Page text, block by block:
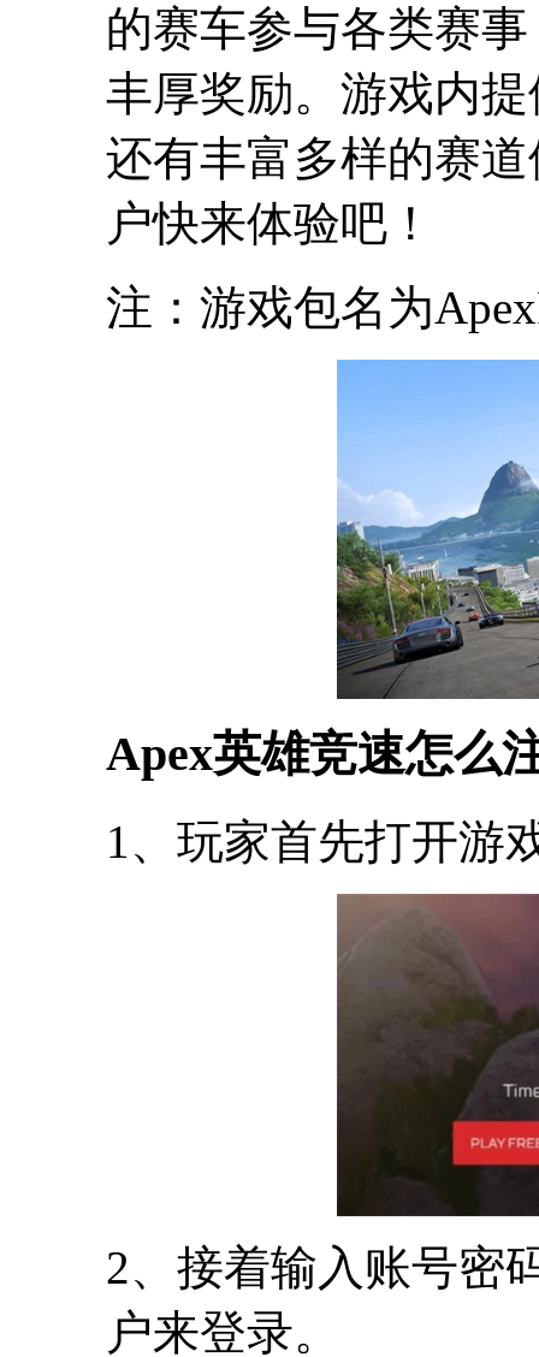
的赛车参与各类赛
丰厚奖励。游戏内
还有丰富多样的赛
户快来体验吧！
注：游戏包名为
Apex英雄竞速怎么
1、玩家首先打开游
2、接着输入账号密
户来登录。